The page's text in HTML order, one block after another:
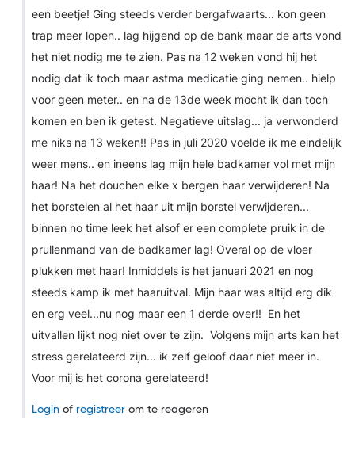
een beetje! Ging steeds verder bergafwaarts... kon geen
trap meer lopen.. lag hijgend op de bank maar de arts vond
het niet nodig me te zien. Pas na 12 weken vond hij het
nodig dat ik toch maar astma medicatie ging nemen.. hielp
voor geen meter.. en na de 13de week mocht ik dan toch
komen en ben ik getest. Negatieve uitslag... ja verwonderd
me niks na 13 weken!! Pas in juli 2020 voelde ik me eindelijk
weer mens.. en ineens lag mijn hele badkamer vol met mijn
haar! Na het douchen elke x bergen haar verwijderen! Na
het borstelen al het haar uit mijn borstel verwijderen...
binnen no time leek het alsof er een complete pruik in de
prullenmand van de badkamer lag! Overal op de vloer
plukken met haar! Inmiddels is het januari 2021 en nog
steeds kamp ik met haaruitval. Mijn haar was altijd erg dik
en erg veel...nu nog maar een 1 derde over!! En het
uitvallen lijkt nog niet over te zijn. Volgens mijn arts kan het
stress gerelateerd zijn... ik zelf geloof daar niet meer in.
Voor mij is het corona gerelateerd!
Login of registreer om te reageren